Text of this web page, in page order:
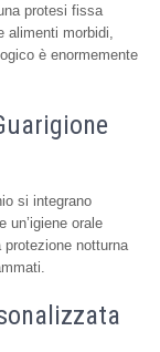
protesi fissa
alimenti morbidi,
è enormemente
si integrano
un’igiene orale
notturna